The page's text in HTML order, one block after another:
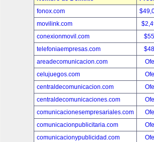
fonox.com
movilink.com
conexionmovil.com
telefoniaempresas.com
areadecomunicacion.com
celujuegos.com
centraldecomunicacion.com
centraldecomunicaciones.com
comunicacionesempresariales.com
comunicacionpublicitaria.com
comunicacionypublicidad.com